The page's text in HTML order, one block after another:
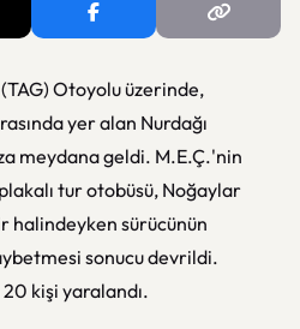
Otoyolu üzerinde,
yer alan Nurdağı
meydana geldi. M.E.Ç.'nin
tur otobüsü, Noğaylar
halindeyken sürücünün
sonucu devrildi.
kişi yaralandı.